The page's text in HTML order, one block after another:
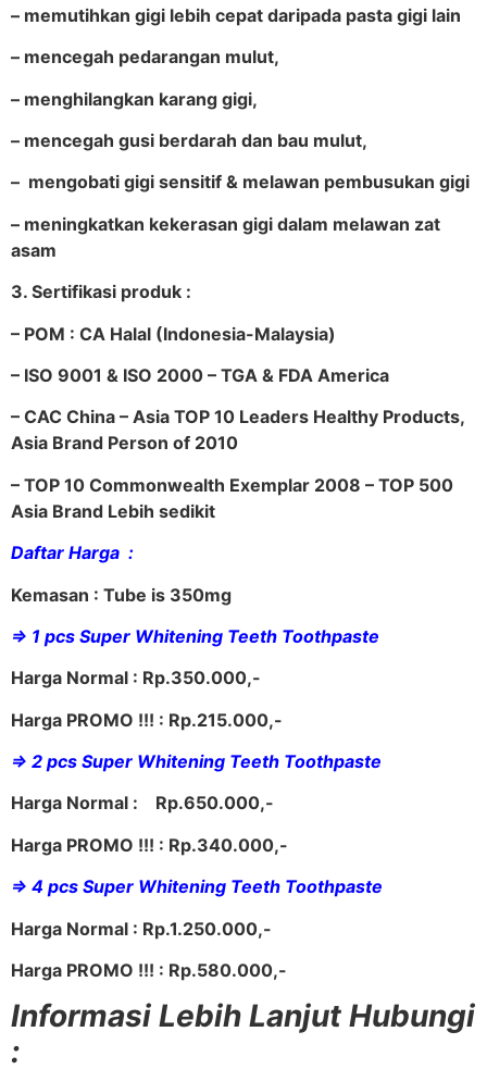
– memutihkan gigi lebih cepat daripada pasta gigi lain
– mencegah pedarangan mulut,
– menghilangkan karang gigi,
– mencegah gusi berdarah dan bau mulut,
– mengobati gigi sensitif & melawan pembusukan gigi
– meningkatkan kekerasan gigi dalam melawan zat
asam
3. Sertifikasi produk :
– POM : CA Halal (Indonesia-Malaysia)
– ISO 9001 & ISO 2000 – TGA & FDA America
– CAC China – Asia TOP 10 Leaders Healthy Products,
Asia Brand Person of 2010
– TOP 10 Commonwealth Exemplar 2008 – TOP 500
Asia Brand Lebih sedikit
Daftar Harga :
Kemasan : Tube is 350mg
=> 1 pcs Super Whitening Teeth Toothpaste
Harga Normal : Rp.350.000,-
Harga PROMO !!! : Rp.215.000,-
=> 2 pcs Super Whitening Teeth Toothpaste
Harga Normal : Rp.650.000,-
Harga PROMO !!! : Rp.340.000,-
=> 4 pcs Super Whitening Teeth Toothpaste
Harga Normal : Rp.1.250.000,-
Harga PROMO !!! : Rp.580.000,-
Informasi Lebih Lanjut Hubungi
: